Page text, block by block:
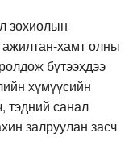
зохиолын
хамт олны
бүтээхдээ
хүмүүсийн
тэдний санал
залруулан засч